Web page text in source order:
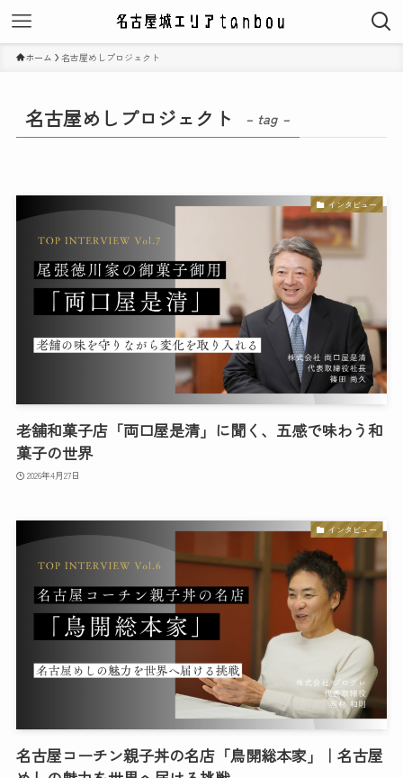
ホーム 名古屋めしプロジェクト
名古屋めしプロジェクト – tag –
インタビュー
老舗和菓子店「両口屋是清」に聞く、五感で味わう和
菓子の世界
2026年4月27日
インタビュー
名古屋コーチン親子丼の名店「鳥開総本家」｜名古屋